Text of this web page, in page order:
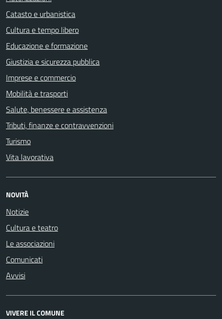
Catasto e urbanistica
Cultura e tempo libero
Educazione e formazione
Giustizia e sicurezza pubblica
Imprese e commercio
Mobilità e trasporti
Salute, benessere e assistenza
Tributi, finanze e contravvenzioni
Turismo
Vita lavorativa
NOVITÀ
Notizie
Cultura e teatro
Le associazioni
Comunicati
Avvisi
VIVERE IL COMUNE